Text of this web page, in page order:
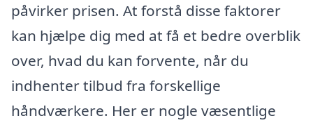
påvirker prisen. At forstå disse faktorer
kan hjælpe dig med at få et bedre overblik
over, hvad du kan forvente, når du
indhenter tilbud fra forskellige
håndværkere. Her er nogle væsentlige